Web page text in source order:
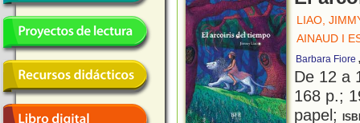
LIAO,
AINAUD I
Barbara Fiore
De 12 a
168 p.;
papel;